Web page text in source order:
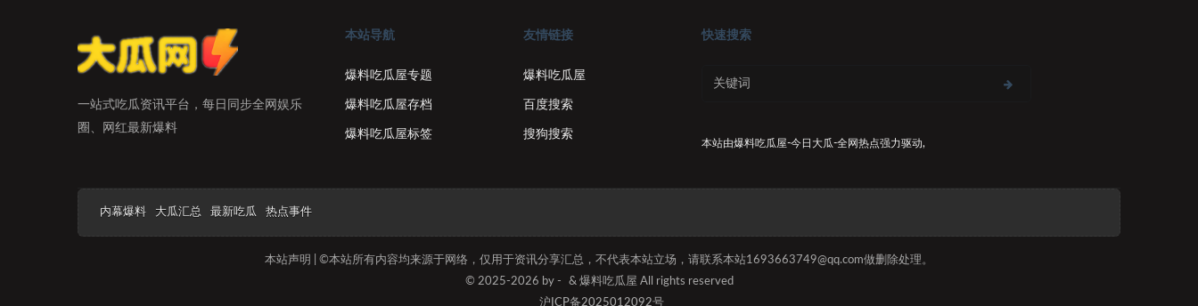
一站式吃瓜资讯平台，每日同步全网娱乐
圈、网红最新爆料
本站导航
爆料吃瓜屋专题
爆料吃瓜屋存档
爆料吃瓜屋标签
友情链接
爆料吃瓜屋
百度搜索
搜狗搜索
快速搜索
本站由爆料吃瓜屋-今日大瓜-全网热点强力驱动,
内幕爆料 大瓜汇总 最新吃瓜 热点事件
本站声明 | ©本站所有内容均来源于网络，仅用于资讯分享汇总，不代表本站立场，请联系本站1693663749@qq.com做删除处理。
© 2025-2026 by -
& 爆料吃瓜屋 All rights reserved
沪ICP备2025012092号